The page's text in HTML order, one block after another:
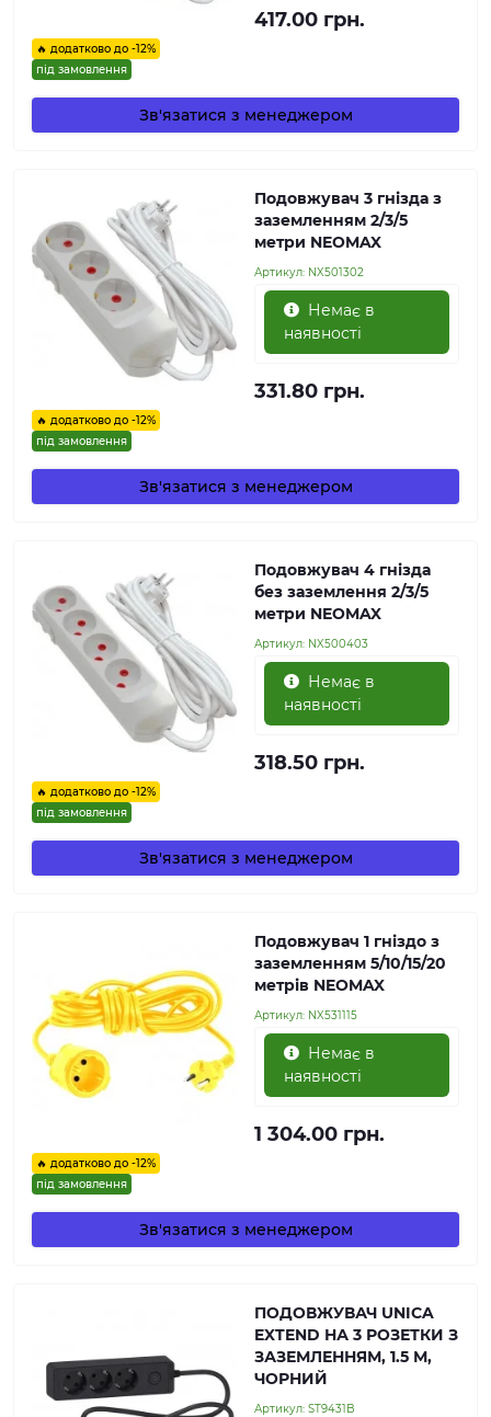
🔥 додатково до -12%
під замовлення
417.00 грн.
Зв'язатися з менеджером
🔥 додатково до -12%
під замовлення
Подовжувач 3 гнізда з
заземленням 2/3/5
метри NEOMAX
Артикул: NX501302
Немає в
наявності
331.80 грн.
Зв'язатися з менеджером
🔥 додатково до -12%
під замовлення
Подовжувач 4 гнізда
без заземлення 2/3/5
метри NEOMAX
Артикул: NX500403
Немає в
наявності
318.50 грн.
Зв'язатися з менеджером
🔥 додатково до -12%
під замовлення
Подовжувач 1 гніздо з
заземленням 5/10/15/20
метрів NEOMAX
Артикул: NX531115
Немає в
наявності
1 304.00 грн.
Зв'язатися з менеджером
ПОДОВЖУВАЧ UNICA
EXTEND НА 3 РОЗЕТКИ З
ЗАЗЕМЛЕННЯМ, 1.5 М,
ЧОРНИЙ
Артикул: ST9431B